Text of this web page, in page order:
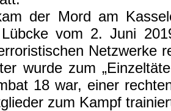
der Mord am
vom 2. Juni
Netzwerke
wurde zum
18 war, einer
zum Kampf